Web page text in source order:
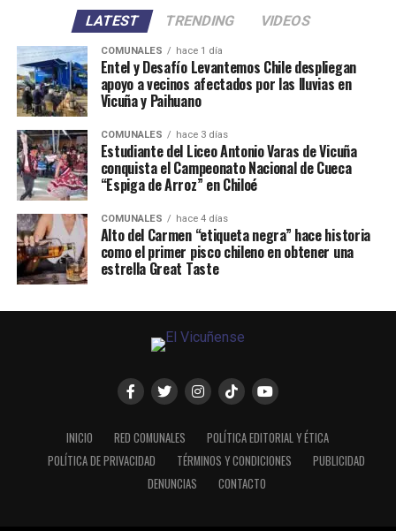
LATEST TRENDING VIDEOS
COMUNALES hace 1 día
Entel y Desafío Levantemos Chile despliegan
apoyo a vecinos afectados por las lluvias en
Vicuña y Paihuano
COMUNALES hace 3 días
Estudiante del Liceo Antonio Varas de Vicuña
conquista el Campeonato Nacional de Cueca
“Espiga de Arroz” en Chiloé
COMUNALES hace 4 días
Alto del Carmen “etiqueta negra” hace historia
como el primer pisco chileno en obtener una
estrella Great Taste
INICIO RED COMUNALES
POLÍTICA EDITORIAL Y ÉTICA
POLÍTICA DE PRIVACIDAD
TÉRMINOS Y CONDICIONES
PUBLICIDAD
DENUNCIAS
CONTACTO